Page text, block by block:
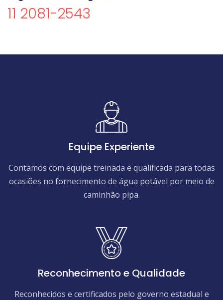
11 2081-2543
Equipe Experiente
Contamos com equipe treinada e qualificada para todas
ocasiões no fornecimento de água potável por meio de
caminhão pipa.
Reconhecimento e Qualidade
Reconhecidos e certificados pelo governo estadual e